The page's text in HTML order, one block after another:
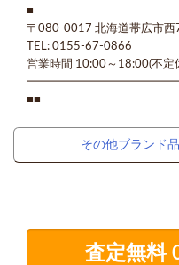
■
〒080-0017 北海道帯広市
TEL: 0155-67-0866
営業時間 10:00～18:00(不定
■■
その他ブランド
査定無料